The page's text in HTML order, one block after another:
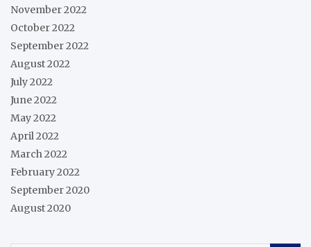
November 2022
October 2022
September 2022
August 2022
July 2022
June 2022
May 2022
April 2022
March 2022
February 2022
September 2020
August 2020